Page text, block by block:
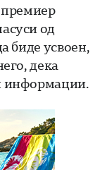
премиер
од
биде усвоен,
дека
информации.